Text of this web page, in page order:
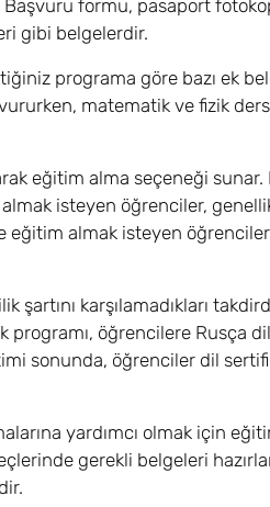
formu, pasaport
gibi belgelerdir.
programa göre bazı ek
matematik ve fizik
eğitim alma seçeneği
isteyen öğrenciler,
eğitim almak isteyen
karşılamadıkları
programı, öğrencilere Rusça
sonunda, öğrenciler dil
yardımcı olmak için
gerekli belgeleri